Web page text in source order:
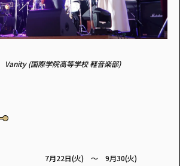
(国際学院高等学校 軽音楽部)
7月22日(火) ～ 9月30(火)